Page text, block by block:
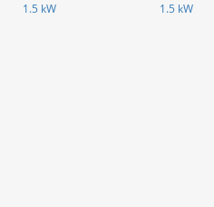
1.5 kW 1.5 kW